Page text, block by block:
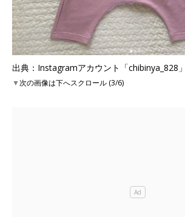
出典：Instagramアカウント「chibinya_828」
▼次の画像は下へスクロール (3/6)